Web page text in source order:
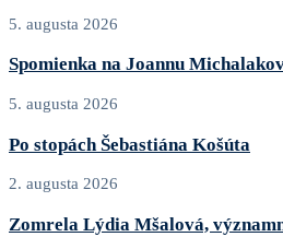
5. augusta 2026
Spomienka na Joannu
5. augusta 2026
Po stopách Šebastiána Košúta
2. augusta 2026
Zomrela Lýdia Mšalová,